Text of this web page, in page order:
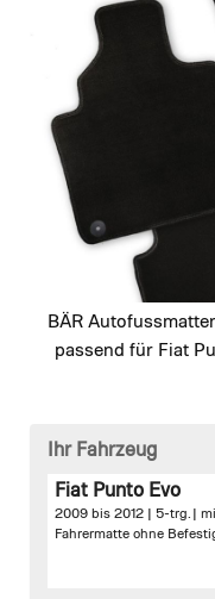
images
gallery
BÄR
passend für Fiat
beginning
Ihr Fahrzeug
Fiat Punto Evo
2009 bis 2012 | 5-trg. |
Fahrermatte ohne